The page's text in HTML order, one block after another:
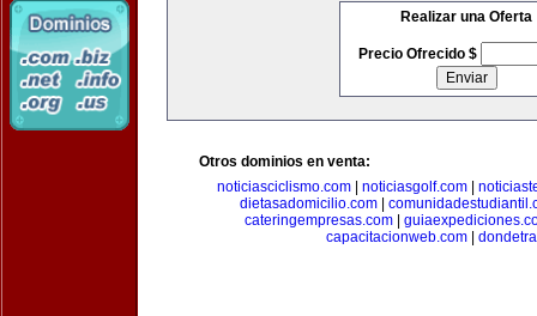
Realizar una Oferta
Precio Ofrecido $
Otros dominios en venta:
noticiasciclismo.com
noticiasgolf.com
dietasadomicilio.com
cateringempresas.com|
capacitacionweb.com|